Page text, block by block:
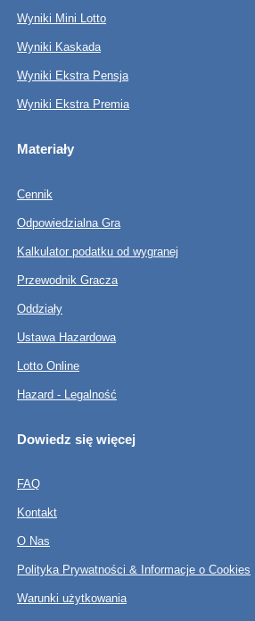
Wyniki Mini Lotto
Wyniki Kaskada
Wyniki Ekstra Pensja
Wyniki Ekstra Premia
Materiały
Cennik
Odpowiedzialna Gra
Kalkulator podatku od wygranej
Przewodnik Gracza
Oddziały
Ustawa Hazardowa
Lotto Online
Hazard - Legalność
Dowiedz się więcej
FAQ
Kontakt
O Nas
Polityka Prywatności & Informacje o Cookies
Warunki użytkowania